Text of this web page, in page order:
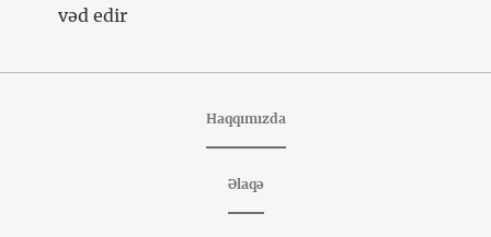
vəd edir
Haqqımızda
Əlaqə